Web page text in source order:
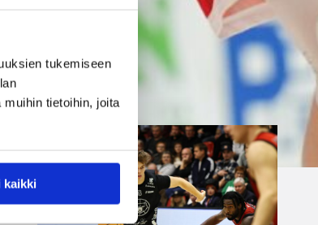
tukemiseen
tietoihin, joita
kaikki
Loimaalaisseura ja 189-
senttinen Mykrä solmivat
yksivuotisen sopimuksen.